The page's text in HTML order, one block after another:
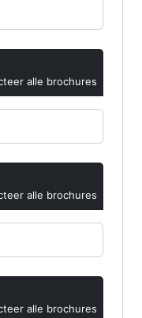
alle brochures
alle brochures
alle brochures